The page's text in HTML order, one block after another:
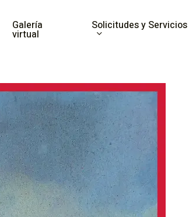
Galería
virtual
Solicitudes y Servicios